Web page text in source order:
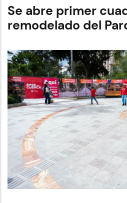
innovación
y
prevención:
Cuenca
con
la
Universidad
Católica
de
Cuenca
Se abre primer
remodelado del